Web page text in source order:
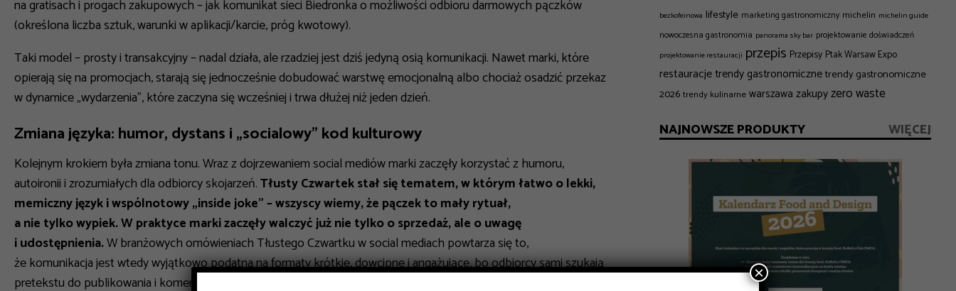
na gratisach i progach zakupowych – jak komunikat sieci Biedronka o możliwości odbioru darmowych pączków
(określona liczba sztuk, warunki w aplikacji/karcie, próg kwotowy).
Taki model – prosty i transakcyjny – nadal działa, ale rzadziej jest dziś jedyną osią komunikacji. Nawet marki, które
opierają się na promocjach, starają się jednocześnie dobudować warstwę emocjonalną albo chociaż osadzić przekaz
w dynamice „wydarzenia”, które zaczyna się wcześniej i trwa dłużej niż jeden dzień.
Zmiana języka: humor, dystans i „socialowy” kod kulturowy
Kolejnym krokiem była zmiana tonu. Wraz z dojrzewaniem social mediów marki zaczęły korzystać z humoru,
autoironii i zrozumiałych dla odbiorcy skojarzeń.Tłusty Czwartek stał się tematem, w którym łatwo o lekki,
memiczny język i wspólnotowy „inside joke” – wszyscy wiemy, że pączek to mały rytuał,
a nie tylko wypiek. W praktyce marki zaczęły walczyć już nie tylko o sprzedaż, ale o uwagę
i udostępnienia.W branżowych omówieniach Tłustego Czwartku w social mediach powtarza się to,
że komunikacja jest wtedy wyjątkowo podatna na formaty krótkie, dowcipne i angażujące, bo odbiorcy sami szukają
pretekstu do publikowania i komentowania.
bezkofeinowa lifestyle marketing gastronomiczny michelin michelin guide
nowoczesna gastronomia panorama sky bar projektowanie doświadczeń
projektowanie restauracji przepis Przepisy Ptak Warsaw Expo
restauracjetrendy gastronomicznetrendy gastronomiczne
2026 trendy kulinarne warszawa zakupyzero waste
NAJNOWSZE PRODUKTY WIĘCEJ
×